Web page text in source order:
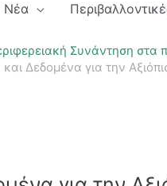
Νέα
Συνάντηση στα
και Δεδομένα για την